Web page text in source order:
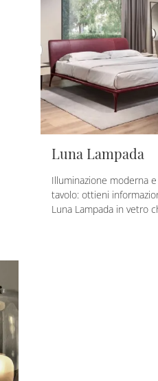
Luna Lampada
Illuminazione moderna
tavolo: ottieni
Luna Lampada in vetro